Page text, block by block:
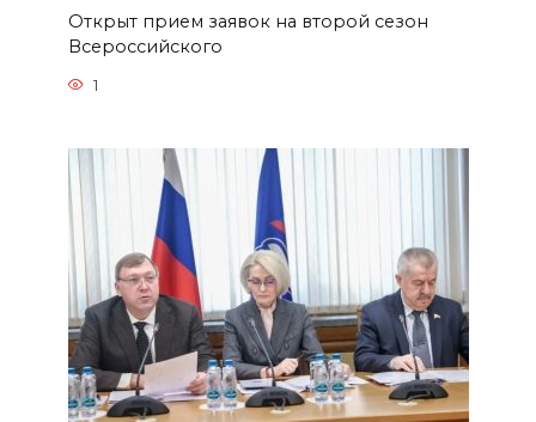
Открыт прием заявок на второй сезон
Всероссийского
1